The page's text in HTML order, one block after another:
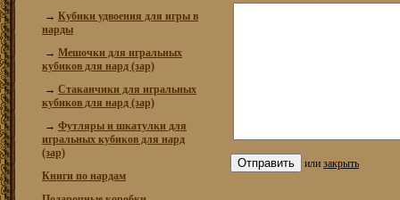
→ Кубики удвоения для игры в
нарды
→ Мешочки для игральных
кубиков для нард (зар)
→ Стаканчики для игральных
кубиков для нард (зар)
→ Футляры и шкатулки для
игральных кубиков для нард
(зар)
Книги по нардам
или закрыть